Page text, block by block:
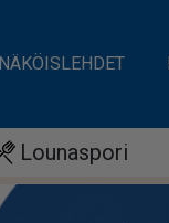
NÄKÖISLEHDET
Lounaspori